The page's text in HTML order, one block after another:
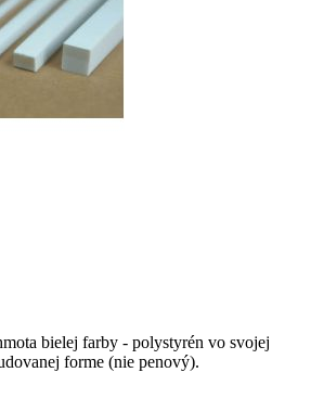
bielej farby - polystyrén vo svojej
forme (nie penový).